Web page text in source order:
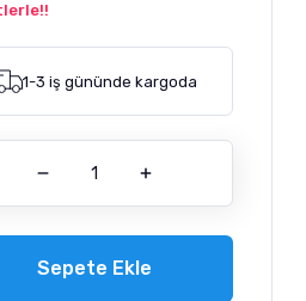
1-3 iş gününde kargoda
Sepete Ekle